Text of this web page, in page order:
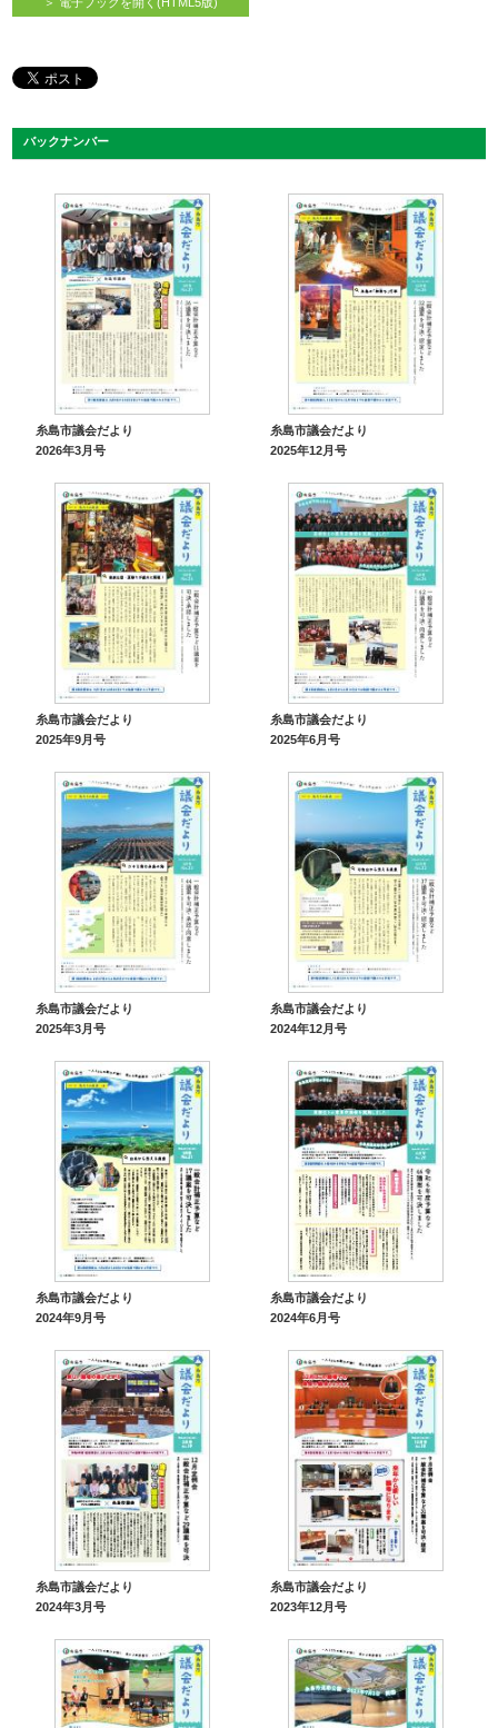
バックナンバー
糸島市議会だより
2026年3月号
糸島市議会だより
2025年12月号
糸島市議会だより
2025年9月号
糸島市議会だより
2025年6月号
糸島市議会だより
2025年3月号
糸島市議会だより
2024年12月号
糸島市議会だより
2024年9月号
糸島市議会だより
2024年6月号
糸島市議会だより
2024年3月号
糸島市議会だより
2023年12月号